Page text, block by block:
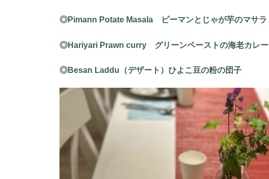
◎Pimann Potate Masala ピーマンとじゃが芋のマサラ
◎Hariyari Prawn curry グリーンペーストの海老カレー
◎Besan Laddu（デザート）ひよこ豆の粉の団子